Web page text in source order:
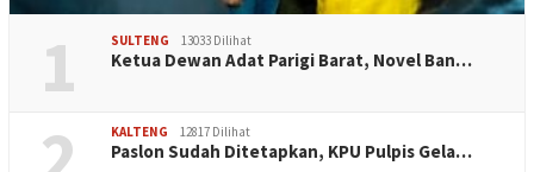
1 SULTENG 13033 Dilihat
Ketua Dewan Adat Parigi Barat, Novel Ban…
KALTENG 12817 Dilihat
Paslon Sudah Ditetapkan, KPU Pulpis Gela…